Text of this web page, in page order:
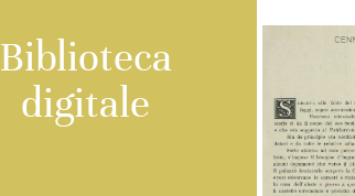
Biblioteca
digitale